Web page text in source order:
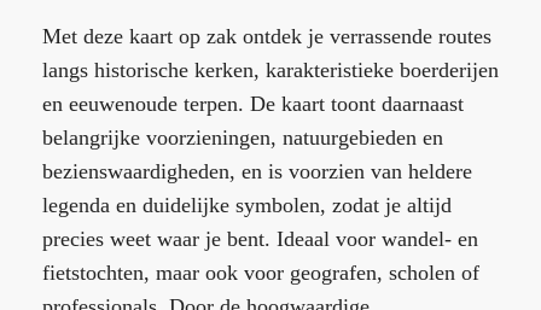
Met deze kaart op zak ontdek je verrassende routes
langs historische kerken, karakteristieke boerderijen
en eeuwenoude terpen. De kaart toont daarnaast
belangrijke voorzieningen, natuurgebieden en
bezienswaardigheden, en is voorzien van heldere
legenda en duidelijke symbolen, zodat je altijd
precies weet waar je bent. Ideaal voor wandel- en
fietstochten, maar ook voor geografen, scholen of